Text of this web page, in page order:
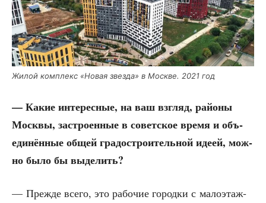
Жилой ком­плекс «Новая звез­да» в Москве. 2021 год
— Какие инте­рес­ные, на ваш взгляд, рай­о­ны
Моск­вы, застро­ен­ные в совет­ское вре­мя и объ­
еди­нён­ные общей гра­до­стро­и­тель­ной иде­ей, мож­
но было бы выделить?
— Преж­де все­го, это рабо­чие город­ки с мало­этаж­